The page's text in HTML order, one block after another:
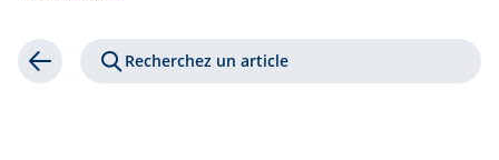
Retour Recherchez un article